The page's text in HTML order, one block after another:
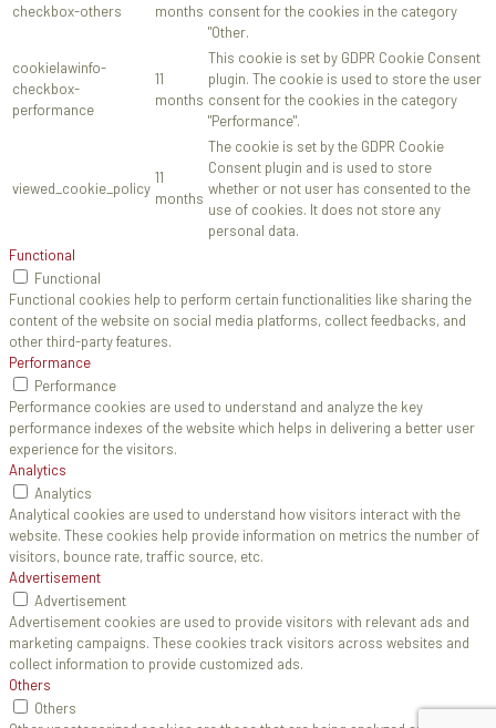
checkbox-others
months consent for the cookies in the category
"Other.
cookielawinfo-
checkbox-
performance
11
months
This cookie is set by GDPR Cookie Consent
plugin. The cookie is used to store the user
consent for the cookies in the category
"Performance".
viewed_cookie_policy
11
months
The cookie is set by the GDPR Cookie
Consent plugin and is used to store
whether or not user has consented to the
use of cookies. It does not store any
personal data.
Functional
Functional
Functional cookies help to perform certain functionalities like sharing the
content of the website on social media platforms, collect feedbacks, and
other third-party features.
Performance
Performance
Performance cookies are used to understand and analyze the key
performance indexes of the website which helps in delivering a better user
experience for the visitors.
Analytics
Analytics
Analytical cookies are used to understand how visitors interact with the
website. These cookies help provide information on metrics the number of
visitors, bounce rate, traffic source, etc.
Advertisement
Advertisement
Advertisement cookies are used to provide visitors with relevant ads and
marketing campaigns. These cookies track visitors across websites and
collect information to provide customized ads.
Others
Others